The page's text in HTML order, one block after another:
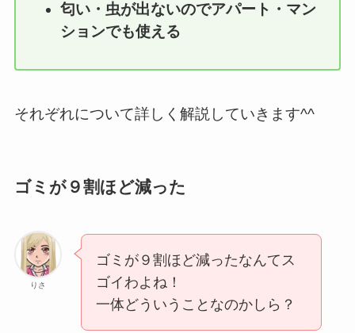
匂い・虫が出ないのでアパート・マン
ションでも使える
それぞれについて詳しく解説していきます^^
ゴミが９割ほど減った
りさ
ゴミが９割ほど減ったなんてス
ゴイわよね！
一体どういうことなのかしら？